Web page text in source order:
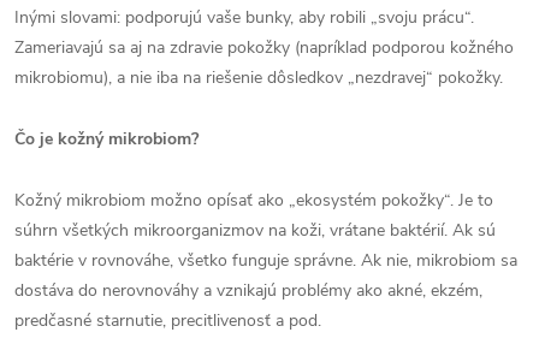
Inými slovami: podporujú vaše bunky, aby robili „svoju prácu“.
Zameriavajú sa aj na zdravie pokožky (napríklad podporou kožného
mikrobiomu), a nie iba na riešenie dôsledkov „nezdravej“ pokožky.
Čo je kožný mikrobiom?
Kožný mikrobiom možno opísať ako „ekosystém pokožky“. Je to
súhrn všetkých mikroorganizmov na koži, vrátane baktérií. Ak sú
baktérie v rovnováhe, všetko funguje správne. Ak nie, mikrobiom sa
dostáva do nerovnováhy a vznikajú problémy ako akné, ekzém,
predčasné starnutie, precitlivenosť a pod.